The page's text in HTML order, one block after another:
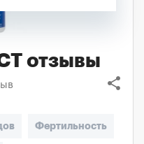
отзывы
share
Фертильность